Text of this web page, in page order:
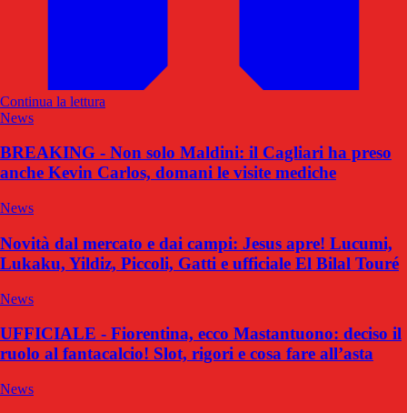
Continua la lettura
News
BREAKING - Non solo Maldini: il Cagliari ha preso
anche Kevin Carlos, domani le visite mediche
News
Novità dal mercato e dai campi: Jesus apre! Lucumi,
Lukaku, Yildiz, Piccoli, Gatti e ufficiale El Bilal Touré
News
UFFICIALE - Fiorentina, ecco Mastantuono: deciso il
ruolo al fantacalcio! Slot, rigori e cosa fare all’asta
News